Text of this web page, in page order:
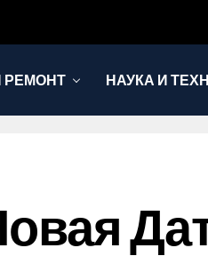
РЕМОНТ НАУКА И